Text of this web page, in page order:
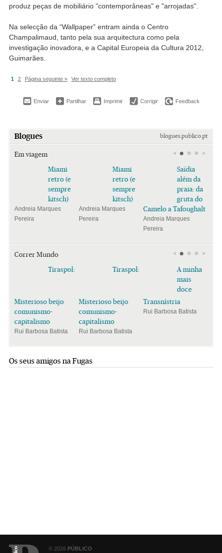
produz peças de mobiliário "contemporâneas" e "arrojadas".
Na selecção da “Wallpaper” entram ainda o Centro
Champalimaud, tanto pela sua arquitectura como pela
investigação inovadora, e a Capital Europeia da Cultura 2012,
Guimarães.
1 2 Página seguinte » Ver texto completo
Enviar Partilhar Imprimir Corrigir Feedback
Blogues blogues.publico.pt
Em viagem
Miami
retro (e
sempre
kitsch)
Andreia Marques
Pereira
Miami
retro (e
sempre
kitsch)
Andreia Marques
Pereira
Saïdia
além da
praia: da
gruta do
Camelo a Tafoughalt
Andreia Marques
Pereira
Correr Mundo
Tiraspol:
Misterioso beijo
comunismo-
capitalismo
Rui Barbosa Batista
Tiraspol:
Misterioso beijo
comunismo-
capitalismo
Rui Barbosa Batista
A minha
mais
doce
Transnístria
Rui Barbosa Batista
Os seus amigos na Fugas
© 2026 PÚBLICO